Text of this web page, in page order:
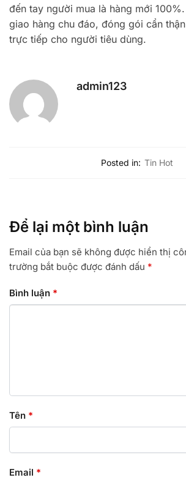
đến tay người mua là hàng mới
giao hàng chu đáo, đóng gói cẩn
trực tiếp cho người tiêu dùng.
admin123
Posted in: Tin Hot
Để lại một bình luận
Email của bạn sẽ không được hiển thị
trường bắt buộc được đánh dấu *
Bình luận *
Tên *
Email *